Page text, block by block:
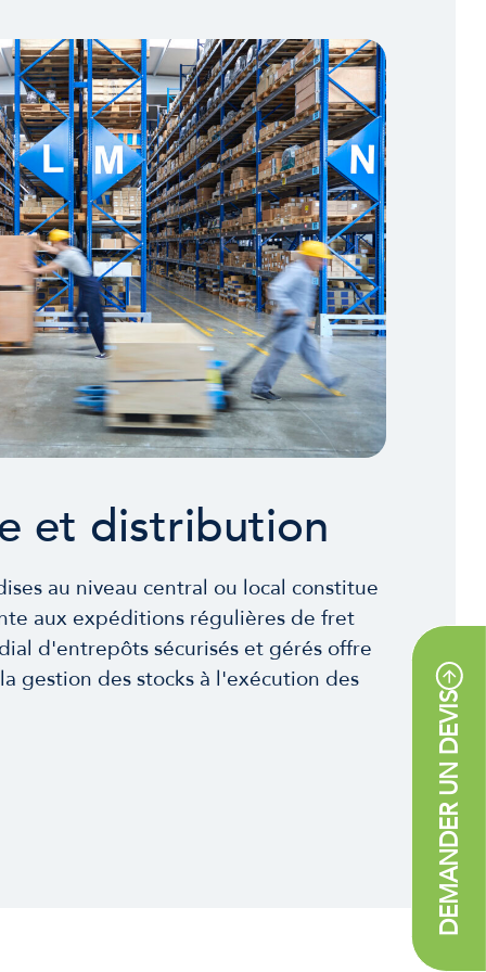
DEMANDER UN DEVIS
et distribution
au niveau central ou local constitue
aux expéditions régulières de fret
d'entrepôts sécurisés et gérés offre
gestion des stocks à l'exécution des